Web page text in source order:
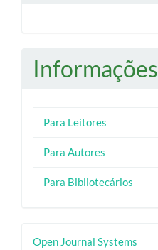
Informações
Para Leitores
Para Autores
Para Bibliotecários
Desenvolvido
Open Journal Systems